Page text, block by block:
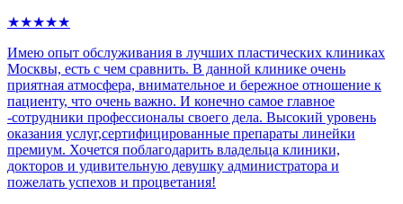
★★★★★
Имею опыт обслуживания в лучших пластических клиниках
Москвы, есть с чем сравнить. В данной клинике очень
приятная атмосфера, внимательное и бережное отношение к
пациенту, что очень важно. И конечно самое главное
-сотрудники профессионалы своего дела. Высокий уровень
оказания услуг,сертифицированные препараты линейки
премиум. Хочется поблагодарить владельца клиники,
докторов и удивительную девушку администратора и
пожелать успехов и процветания!